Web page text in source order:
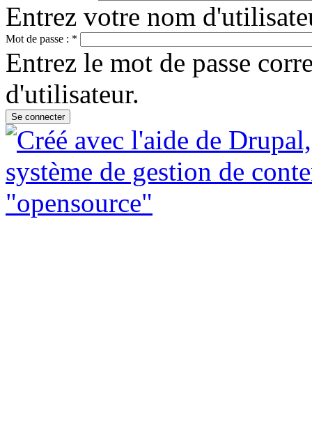
Entrez votre nom
Mot de passe : *
Entrez le mot de passe
d'utilisateur.